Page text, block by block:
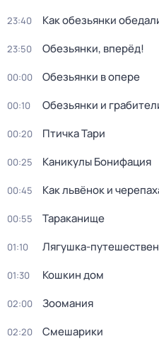
23:40 Как обезьянки
23:50 Обезьянки, вперёд!
00:00 Обезьянки в опере
00:10 Обезьянки и
00:20 Птичка Тари
00:25 Каникулы Бонифация
00:45 Как львёнок и
00:55 Тараканище
01:10 Лягушка-
01:30 Кошкин дом
02:00 Зоомания
02:20 Смешарики